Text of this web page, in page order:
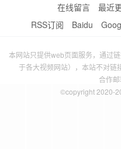
在线留言 最近
RSS订阅
Baidu
本网站只提供web页面服务，通过
于各大视频网站），本站不对链
合作邮
©copyright 2020-